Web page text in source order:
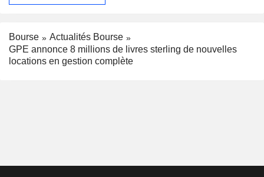
Bourse
Actualités Bourse
GPE annonce 8 millions de livres sterling de nouvelles
locations en gestion complète